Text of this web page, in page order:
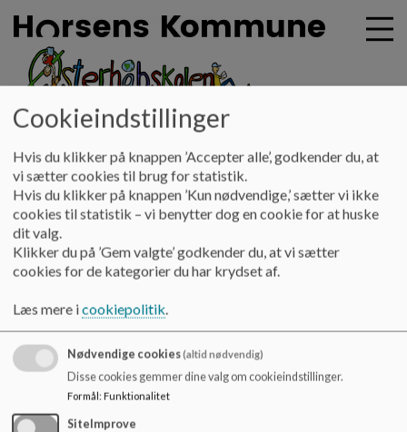
i
oesterhaabskolen
Forældre Skolen og forsikring
Skolen og forsikring
Pjecen herunder giver en oversigt over situationer, hvor
skade, og hvem der har erstatningsansvaret.
Dokumenter
skolen_og_forsikring.pdf
Cookieindstillinger
Hvis du klikker på knappen ’Accepter alle’, godkender du, at
vi sætter cookies til brug for statistik.
Hvis du klikker på knappen ’Kun nødvendige,’ sætter vi ikke
cookies til statistik – vi benytter dog en cookie for at huske
dit valg.
Klikker du på ’Gem valgte’ godkender du, at vi sætter
cookies for de kategorier du har krydset af.
Læs mere icookiepolitik.
Nødvendige cookies(altid nødvendig)
Disse cookies gemmer dine valg om cookieindstillinger.
Formål: Funktionalitet
SiteImprove